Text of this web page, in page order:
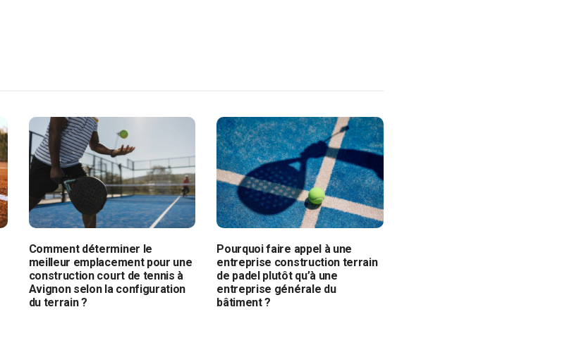
Comment déterminer le
meilleur emplacement pour une
construction court de tennis à
Avignon selon la configuration
du terrain ?
Pourquoi faire appel à une
entreprise construction terrain
de padel plutôt qu’à une
entreprise générale du
bâtiment ?